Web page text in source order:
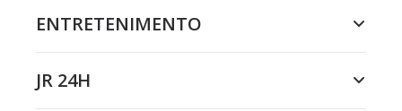
ENTRETENIMENTO
JR 24H